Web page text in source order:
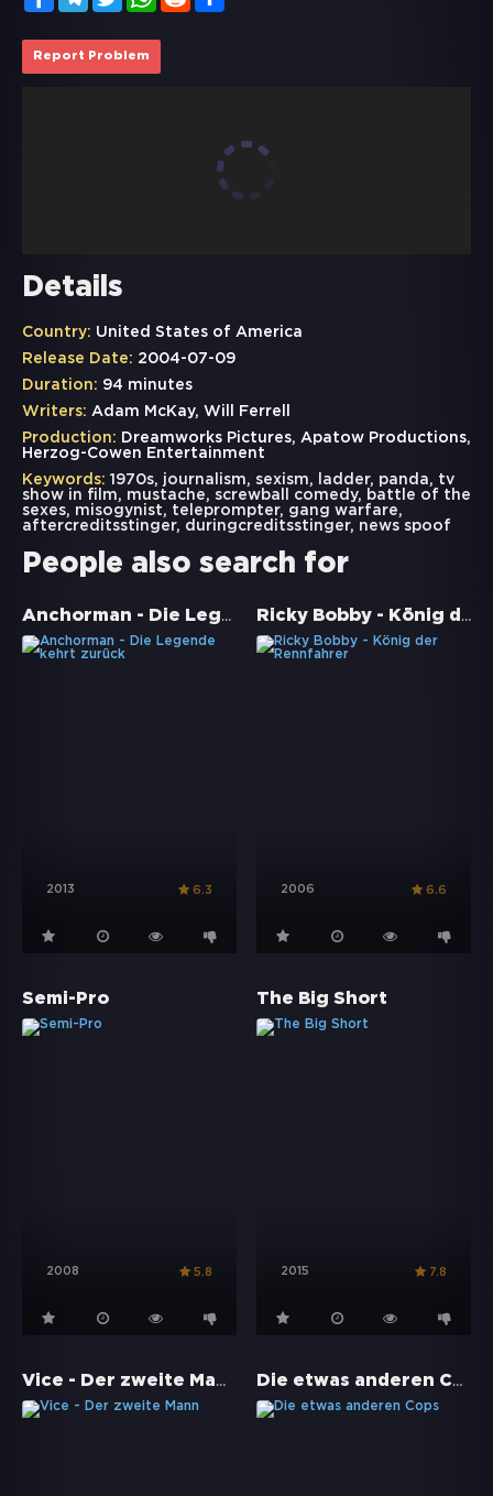
Report Problem
Details
Country: United States of America
Release Date: 2004-07-09
Duration: 94 minutes
Writers: Adam McKay, Will Ferrell
Production: Dreamworks Pictures, Apatow Productions,
Herzog-Cowen Entertainment
Keywords: 1970s, journalism, sexism, ladder, panda, tv
show in film, mustache, screwball comedy, battle of the
sexes, misogynist, teleprompter, gang warfare,
aftercreditsstinger, duringcreditsstinger, news spoof
People also search for
Anchorman - Die Legende kehrt zurück
2013 6.3
Ricky Bobby - König der Rennfahrer
2006 6.6
Semi-Pro
2008 5.8
The Big Short
2015 7.8
Vice - Der zweite Mann Die etwas anderen Cops